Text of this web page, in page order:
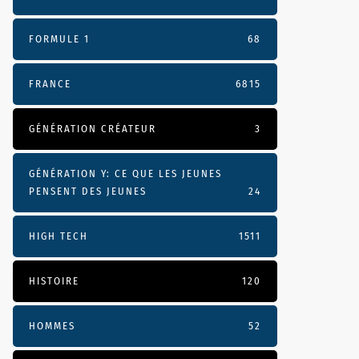
FORMULE 1 68
FRANCE 6815
GÉNÉRATION CRÉATEUR 3
GÉNÉRATION Y: CE QUE LES JEUNES
PENSENT DES JEUNES
24
HIGH TECH 1511
HISTOIRE 120
HOMMES 52